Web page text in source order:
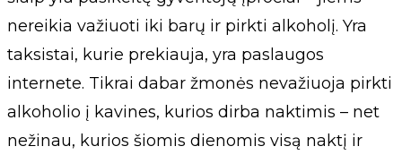
nereikia važiuoti iki barų ir pirkti alkoholį. Yra
taksistai, kurie prekiauja, yra paslaugos
internete. Tikrai dabar žmonės nevažiuoja pirkti
alkoholio į kavines, kurios dirba naktimis – net
nežinau, kurios šiomis dienomis visą naktį ir